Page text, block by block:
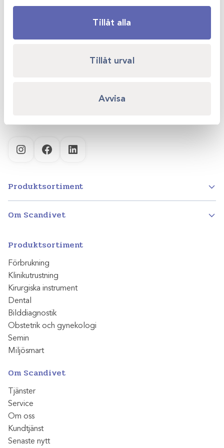
Tillåt alla
Tillåt urval
Avvisa
Scandivet AB
InstagramFacebookLinkedIn
Produktsortiment
Om Scandivet
Produktsortiment
Förbrukning
Klinikutrustning
Kirurgiska instrument
Dental
Bilddiagnostik
Obstetrik och gynekologi
Semin
Miljösmart
Om Scandivet
Tjänster
Service
Om oss
Kundtjänst
Senaste nytt